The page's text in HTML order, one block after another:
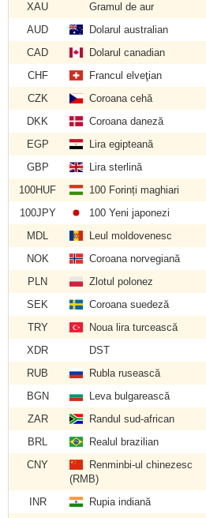
XAU
Gramul de aur
AUD
Dolarul australian
CAD
Dolarul canadian
CHF
Francul elveţian
CZK
Coroana cehă
DKK
Coroana daneză
EGP
Lira egipteană
GBP
Lira sterlină
100HUF
100 Forinți maghiari
100JPY
100 Yeni japonezi
MDL
Leul moldovenesc
NOK
Coroana norvegiană
PLN
Zlotul polonez
SEK
Coroana suedeză
TRY
Noua lira turcească
XDR
DST
RUB
Rubla rusească
BGN
Leva bulgarească
ZAR
Randul sud-african
BRL
Realul brazilian
CNY
Renminbi-ul chinezesc
(RMB)
INR Rupia indiană